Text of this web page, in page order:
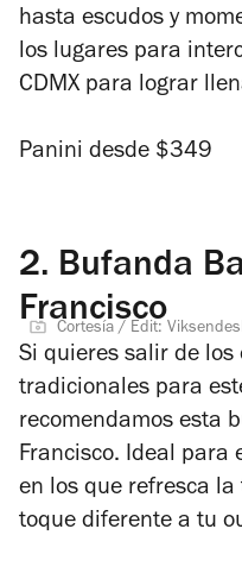
hasta escudos y
los lugares para
CDMX para lograr
Panini desde $349
2. Bufanda
Francisco
Cortesía / Edit:
Si quieres salir de los
tradicionales para
recomendamos esta
Francisco. Ideal para
en los que refresca
toque diferente a tu